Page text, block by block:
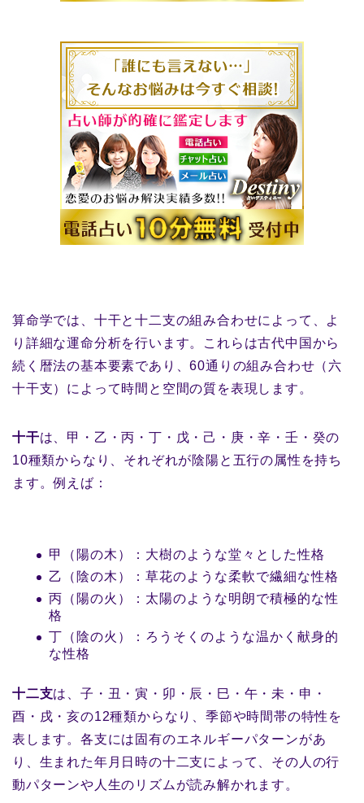
算命学では、十干と十二支の組み合わせによって、よ
り詳細な運命分析を行います。これらは古代中国から
続く暦法の基本要素であり、60通りの組み合わせ（六
十干支）によって時間と空間の質を表現します。
十干は、甲・乙・丙・丁・戊・己・庚・辛・壬・癸の
10種類からなり、それぞれが陰陽と五行の属性を持ち
ます。例えば：
甲（陽の木）：大樹のような堂々とした性格
乙（陰の木）：草花のような柔軟で繊細な性格
丙（陽の火）：太陽のような明朗で積極的な性
格
丁（陰の火）：ろうそくのような温かく献身的
な性格
十二支は、子・丑・寅・卯・辰・巳・午・未・申・
酉・戌・亥の12種類からなり、季節や時間帯の特性を
表します。各支には固有のエネルギーパターンがあ
り、生まれた年月日時の十二支によって、その人の行
動パターンや人生のリズムが読み解かれます。